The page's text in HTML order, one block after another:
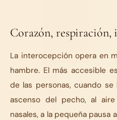
Corazón,
La interocepción opera en
hambre. El más accesible
de las personas, cuando
ascenso del pecho, al
nasales, a la pequeña pausa